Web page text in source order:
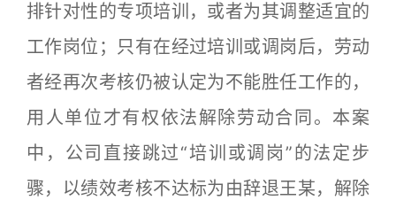
排针对性的专项培训，或者为其调整适宜的
工作岗位；只有在经过培训或调岗后，劳动
者经再次考核仍被认定为不能胜任工作的，
用人单位才有权依法解除劳动合同。本案
中，公司直接跳过“培训或调岗”的法定步
骤，以绩效考核不达标为由辞退王某，解除